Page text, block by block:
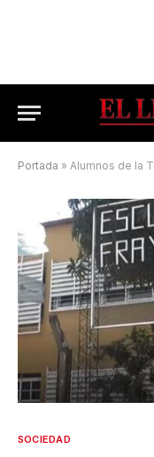
Portada » Alumnos de la Técnica
SOCIEDAD